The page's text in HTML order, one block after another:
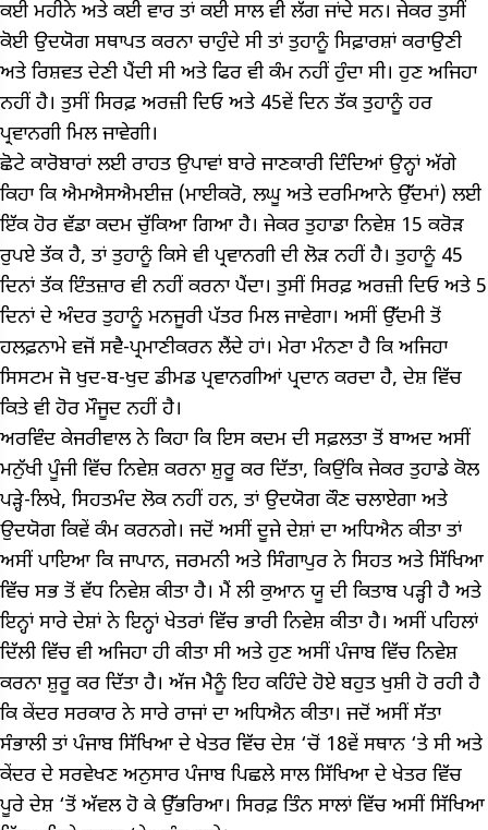
ਕਈ ਮਹੀਨੇ ਅਤੇ ਕਈ ਵਾਰ ਤਾਂ ਕਈ ਸਾਲ ਵੀ ਲੱਗ ਜਾਂਦੇ ਸਨ। ਜੇਕਰ ਤੁਸੀਂ
ਕੋਈ ਉਦਯੋਗ ਸਥਾਪਤ ਕਰਨਾ ਚਾਹੁੰਦੇ ਸੀ ਤਾਂ ਤੁਹਾਨੂੰ ਸਿਫ਼ਾਰਸ਼ਾਂ ਕਰਾਉਣੀ
ਅਤੇ ਰਿਸ਼ਵਤ ਦੇਣੀ ਪੈਂਦੀ ਸੀ ਅਤੇ ਫਿਰ ਵੀ ਕੰਮ ਨਹੀਂ ਹੁੰਦਾ ਸੀ। ਹੁਣ ਅਜਿਹਾ
ਨਹੀਂ ਹੈ। ਤੁਸੀਂ ਸਿਰਫ਼ ਅਰਜ਼ੀ ਦਿਓ ਅਤੇ 45ਵੇਂ ਦਿਨ ਤੱਕ ਤੁਹਾਨੂੰ ਹਰ
ਪ੍ਰਵਾਨਗੀ ਮਿਲ ਜਾਵੇਗੀ।
ਛੋਟੇ ਕਾਰੋਬਾਰਾਂ ਲਈ ਰਾਹਤ ਉਪਾਵਾਂ ਬਾਰੇ ਜਾਣਕਾਰੀ ਦਿੰਦਿਆਂ ਉਨ੍ਹਾਂ ਅੱਗੇ
ਕਿਹਾ ਕਿ ਐਮਐਸਐਮਈਜ਼ (ਮਾਈਕਰੋ, ਲਘੂ ਅਤੇ ਦਰਮਿਆਨੇ ਉੱਦਮਾਂ) ਲਈ
ਇੱਕ ਹੋਰ ਵੱਡਾ ਕਦਮ ਚੁੱਕਿਆ ਗਿਆ ਹੈ। ਜੇਕਰ ਤੁਹਾਡਾ ਨਿਵੇਸ਼ 15 ਕਰੋੜ
ਰੁਪਏ ਤੱਕ ਹੈ, ਤਾਂ ਤੁਹਾਨੂੰ ਕਿਸੇ ਵੀ ਪ੍ਰਵਾਨਗੀ ਦੀ ਲੋੜ ਨਹੀਂ ਹੈ। ਤੁਹਾਨੂੰ 45
ਦਿਨਾਂ ਤੱਕ ਇੰਤਜ਼ਾਰ ਵੀ ਨਹੀਂ ਕਰਨਾ ਪੈਂਦਾ। ਤੁਸੀਂ ਸਿਰਫ਼ ਅਰਜ਼ੀ ਦਿਓ ਅਤੇ 5
ਦਿਨਾਂ ਦੇ ਅੰਦਰ ਤੁਹਾਨੂੰ ਮਨਜੂਰੀ ਪੱਤਰ ਮਿਲ ਜਾਵੇਗਾ। ਅਸੀਂ ਉੱਦਮੀ ਤੋਂ
ਹਲਫ਼ਨਾਮੇ ਵਜੋਂ ਸਵੈ-ਪ੍ਰਮਾਣੀਕਰਨ ਲੈਂਦੇ ਹਾਂ। ਮੇਰਾ ਮੰਨਣਾ ਹੈ ਕਿ ਅਜਿਹਾ
ਸਿਸਟਮ ਜੋ ਖੁਦ-ਬ-ਖੁਦ ਡੀਮਡ ਪ੍ਰਵਾਨਗੀਆਂ ਪ੍ਰਦਾਨ ਕਰਦਾ ਹੈ, ਦੇਸ਼ ਵਿੱਚ
ਕਿਤੇ ਵੀ ਹੋਰ ਮੌਜੂਦ ਨਹੀਂ ਹੈ।
ਅਰਵਿੰਦ ਕੇਜਰੀਵਾਲ ਨੇ ਕਿਹਾ ਕਿ ਇਸ ਕਦਮ ਦੀ ਸਫ਼ਲਤਾ ਤੋਂ ਬਾਅਦ ਅਸੀਂ
ਮਨੁੱਖੀ ਪੂੰਜੀ ਵਿੱਚ ਨਿਵੇਸ਼ ਕਰਨਾ ਸ਼ੁਰੂ ਕਰ ਦਿੱਤਾ, ਕਿਉਂਕਿ ਜੇਕਰ ਤੁਹਾਡੇ ਕੋਲ
ਪੜ੍ਹੇ-ਲਿਖੇ, ਸਿਹਤਮੰਦ ਲੋਕ ਨਹੀਂ ਹਨ, ਤਾਂ ਉਦਯੋਗ ਕੌਣ ਚਲਾਏਗਾ ਅਤੇ
ਉਦਯੋਗ ਕਿਵੇਂ ਕੰਮ ਕਰਨਗੇ। ਜਦੋਂ ਅਸੀਂ ਦੂਜੇ ਦੇਸ਼ਾਂ ਦਾ ਅਧਿਐਨ ਕੀਤਾ ਤਾਂ
ਅਸੀਂ ਪਾਇਆ ਕਿ ਜਾਪਾਨ, ਜਰਮਨੀ ਅਤੇ ਸਿੰਗਾਪੁਰ ਨੇ ਸਿਹਤ ਅਤੇ ਸਿੱਖਿਆ
ਵਿੱਚ ਸਭ ਤੋਂ ਵੱਧ ਨਿਵੇਸ਼ ਕੀਤਾ ਹੈ। ਮੈਂ ਲੀ ਕੁਆਨ ਯੂ ਦੀ ਕਿਤਾਬ ਪੜ੍ਹੀ ਹੈ ਅਤੇ
ਇਨ੍ਹਾਂ ਸਾਰੇ ਦੇਸ਼ਾਂ ਨੇ ਇਨ੍ਹਾਂ ਖੇਤਰਾਂ ਵਿੱਚ ਭਾਰੀ ਨਿਵੇਸ਼ ਕੀਤਾ ਹੈ। ਅਸੀਂ ਪਹਿਲਾਂ
ਦਿੱਲੀ ਵਿੱਚ ਵੀ ਅਜਿਹਾ ਹੀ ਕੀਤਾ ਸੀ ਅਤੇ ਹੁਣ ਅਸੀਂ ਪੰਜਾਬ ਵਿੱਚ ਨਿਵੇਸ਼
ਕਰਨਾ ਸ਼ੁਰੂ ਕਰ ਦਿੱਤਾ ਹੈ। ਅੱਜ ਮੈਨੂੰ ਇਹ ਕਹਿੰਦੇ ਹੋਏ ਬਹੁਤ ਖੁਸ਼ੀ ਹੋ ਰਹੀ ਹੈ
ਕਿ ਕੇਂਦਰ ਸਰਕਾਰ ਨੇ ਸਾਰੇ ਰਾਜਾਂ ਦਾ ਅਧਿਐਨ ਕੀਤਾ। ਜਦੋਂ ਅਸੀਂ ਸੱਤਾ
ਸੰਭਾਲੀ ਤਾਂ ਪੰਜਾਬ ਸਿੱਖਿਆ ਦੇ ਖੇਤਰ ਵਿੱਚ ਦੇਸ਼ ‘ਚੋਂ 18ਵੇਂ ਸਥਾਨ ‘ਤੇ ਸੀ ਅਤੇ
ਕੇਂਦਰ ਦੇ ਸਰਵੇਖਣ ਅਨੁਸਾਰ ਪੰਜਾਬ ਪਿਛਲੇ ਸਾਲ ਸਿੱਖਿਆ ਦੇ ਖੇਤਰ ਵਿੱਚ
ਪੂਰੇ ਦੇਸ਼ ‘ਤੋਂ ਅੱਵਲ ਹੋ ਕੇ ਉੱਭਰਿਆ। ਸਿਰਫ਼ ਤਿੰਨ ਸਾਲਾਂ ਵਿੱਚ ਅਸੀਂ ਸਿੱਖਿਆ